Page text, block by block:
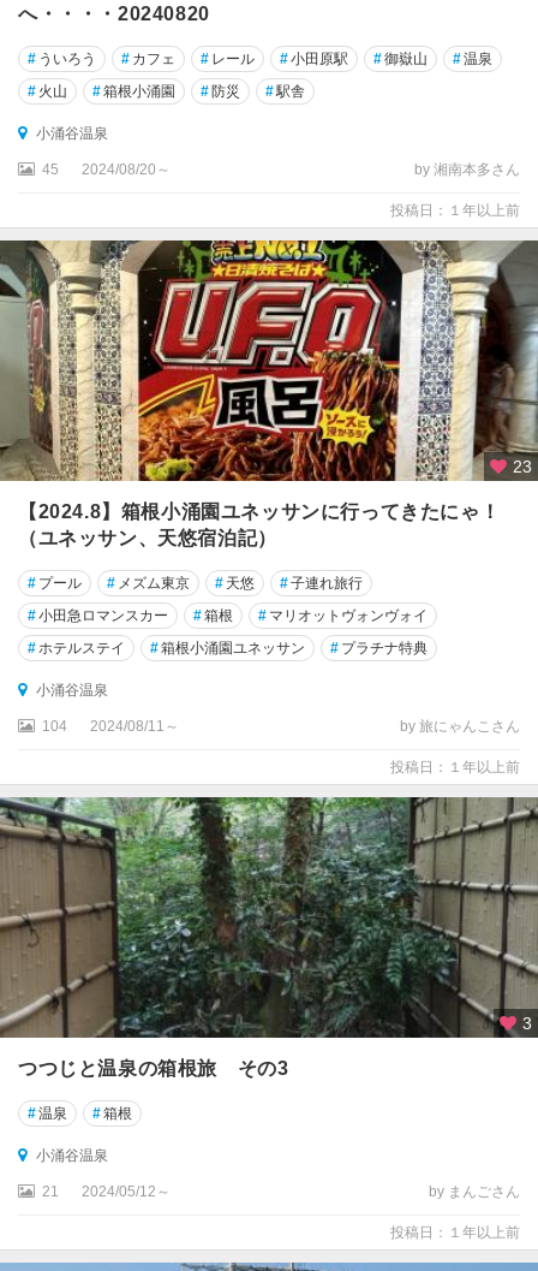
へ・・・・20240820
# ういろう # カフェ # レール #小田原駅 #御嶽山 #温泉
# 火山 #箱根小涌園 #防災 #駅舎
小涌谷温泉
45 2024/08/20～ by 湘南本多さん
投稿日：１年以上前
23
【2024.8】箱根小涌園ユネッサンに行ってきたにゃ！
（ユネッサン、天悠宿泊記）
# プール # メズム東京 # 天悠 #子連れ旅行
#小田急ロマンスカー #箱根 # マリオットヴォンヴォイ
# ホテルステイ #箱根小涌園ユネッサン # プラチナ特典
小涌谷温泉
104 2024/08/11～ by 旅にゃんこさん
投稿日：１年以上前
3
つつじと温泉の箱根旅 その3
#温泉 #箱根
小涌谷温泉
21 2024/05/12～ by まんごさん
投稿日：１年以上前